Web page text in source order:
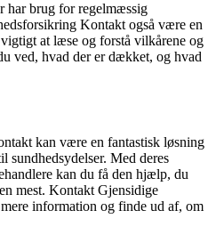
har brug for regelmæssig
Kontakt også være en
at læse og forstå vilkårene og
ved, hvad der er dækket, og hvad
kan være en fantastisk løsning
sundhedsydelser. Med deres
kan du få den hjælp, du
mest. Kontakt Gjensidige
information og finde ud af, om